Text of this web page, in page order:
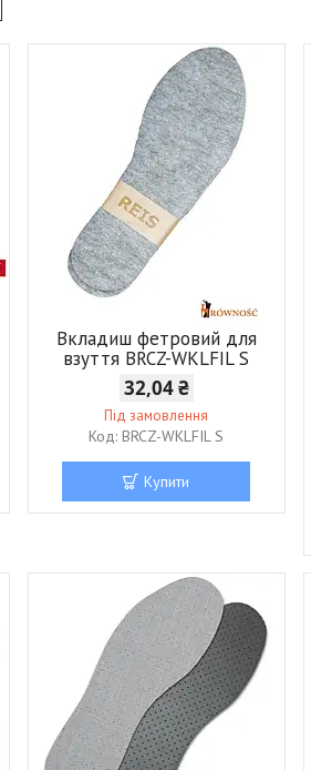
Вкладиш фетровий для
взуття BRCZ-WKLFIL S
32,04 ₴
Під замовлення
BRCZ-WKLFIL S
Купити